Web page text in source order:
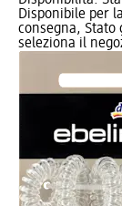
Disponibile per la
consegna, Stato
seleziona il